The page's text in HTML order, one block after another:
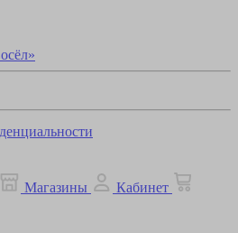
Магазины
Кабинет